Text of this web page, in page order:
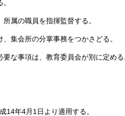
属の職員を指揮監督する。
集会所の分掌事務をつかさどる。
な事項は、教育委員会が別に定める
14年4月1日より適用する。